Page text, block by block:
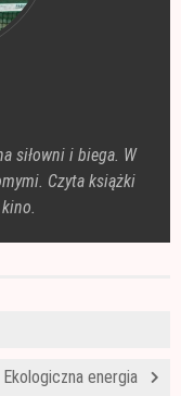
siłowni i biega. W
Czyta książki
Ekologiczna energia